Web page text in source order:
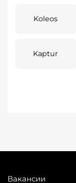
Koleos
Kaptur
Вакансии